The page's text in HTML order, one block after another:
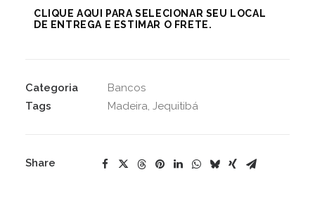
Jequitibá
quantidade
CLIQUE AQUI PARA SELECIONAR SEU LOCAL
DE ENTREGA E ESTIMAR O FRETE.
Categoria
Bancos
Tags
Madeira, Jequitibá
Share